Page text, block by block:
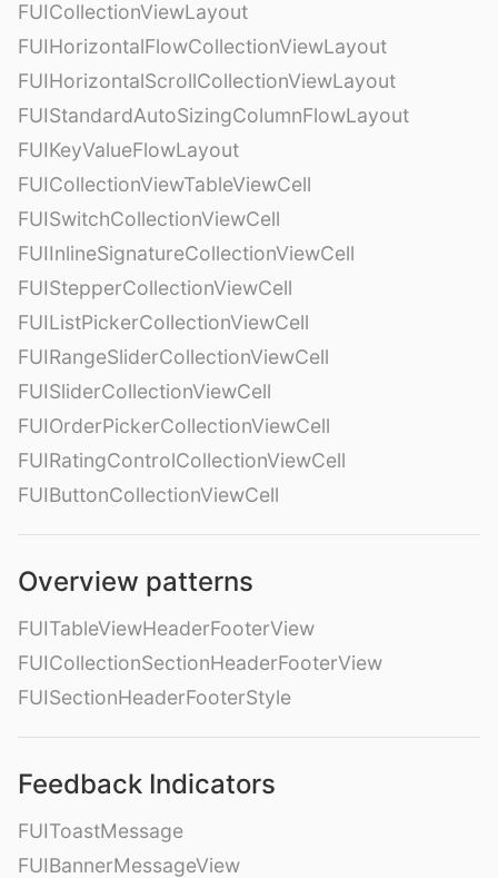
FUICollectionViewLayout
FUIHorizontalFlowCollectionViewLayout
FUIHorizontalScrollCollectionViewLayout
FUIStandardAutoSizingColumnFlowLayout
FUIKeyValueFlowLayout
FUICollectionViewTableViewCell
FUISwitchCollectionViewCell
FUIInlineSignatureCollectionViewCell
FUIStepperCollectionViewCell
FUIListPickerCollectionViewCell
FUIRangeSliderCollectionViewCell
FUISliderCollectionViewCell
FUIOrderPickerCollectionViewCell
FUIRatingControlCollectionViewCell
FUIButtonCollectionViewCell
Overview patterns
FUITableViewHeaderFooterView
FUICollectionSectionHeaderFooterView
FUISectionHeaderFooterStyle
Feedback Indicators
FUIToastMessage
FUIBannerMessageView